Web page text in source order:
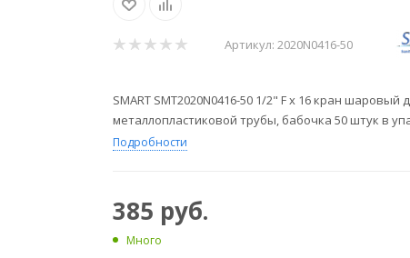
Артикул: 2020N0416-50
SMART SMT2020N0416-50 1/2" F x 16 кран шаровый
металлопластиковой трубы, бабочка 50 штук в
Подробности
385 руб.
Много